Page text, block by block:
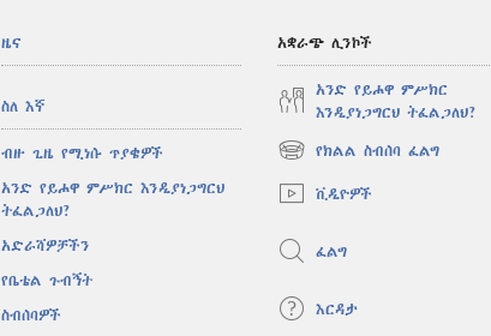
ዜና
ስለ እኛ
ብዙ ጊዜ የሚነሱ ጥያቄዎች
አንድ የይሖዋ ምሥክር እንዲያነጋግርህ
ትፈልጋለህ?
አድራሻዎቻችን
የቤቴል ጉብኝት
ስብሰባዎች
አቋራጭ ሊንኮች
አንድ የይሖዋ ምሥክር
እንዲያነጋግርህ ትፈልጋለህ?
የክልል ስብሰባ ፈልግ
(አዲስ
ዊንዶው
ክፈት)
ቪዲዮዎች
ፈልግ
እርዳታ